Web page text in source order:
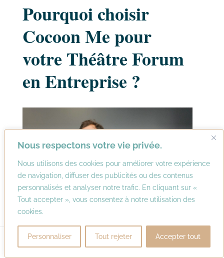
Nous respectons votre vie privée.
Nous utilisons des cookies pour améliorer votre expérience
de navigation, diffuser des publicités ou des contenus
personnalisés et analyser notre trafic. En cliquant sur «
Tout accepter », vous consentez à notre utilisation des
cookies.
Personnaliser Tout rejeter Accepter tout
Pourquoi choisir
Cocoon Me pour
votre Théâtre Forum
en Entreprise ?
 
Appeler